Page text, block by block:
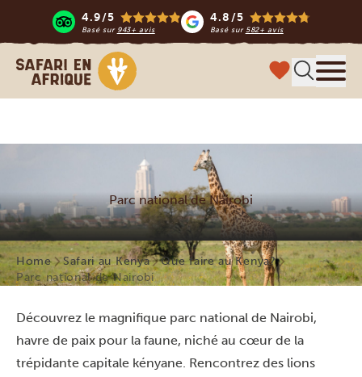
4.9/5
Basé sur 943+ avis
4.8/5
Basé sur 582+ avis
Safari en Afrique
Parc national de Nairobi
Home Safari au Kenya
Que faire au Kenya?
Parc national de Nairobi
Découvrez le magnifique parc national de Nairobi,
havre de paix pour la faune, niché au cœur de la
trépidante capitale kényane. Rencontrez des lions